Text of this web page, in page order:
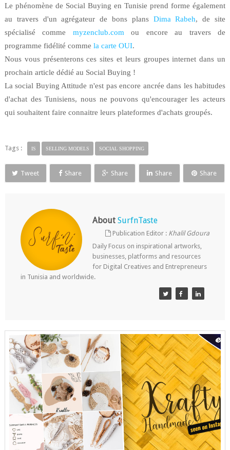
Le phénomène de Social Buying en Tunisie prend forme également
au travers d'un agrégateur de bons plans Dima Rabeh, de site
spécialisé comme myzenclub.com ou encore au travers de
programme fidélité comme la carte OUI.
Nous vous présenterons ces sites et leurs groupes internet dans un
prochain article dédié au Social Buying !
La social Buying Attitude n'est pas encore ancrée dans les habitudes
d'achat des Tunisiens, nous ne pouvons qu'encourager les acteurs
qui souhaitent faire connaitre leurs plateformes d'achats groupés.
Tags : IS SELLING MODELS SOCIAL SHOPPING
Tweet Share Share Share Share
About SurfnTaste
Publication Editor : Khalil Gdoura
Daily Focus on inspirational artworks,
businesses, platforms and resources
for Digital Creatives and Entrepreneurs
in Tunisia and worldwide.